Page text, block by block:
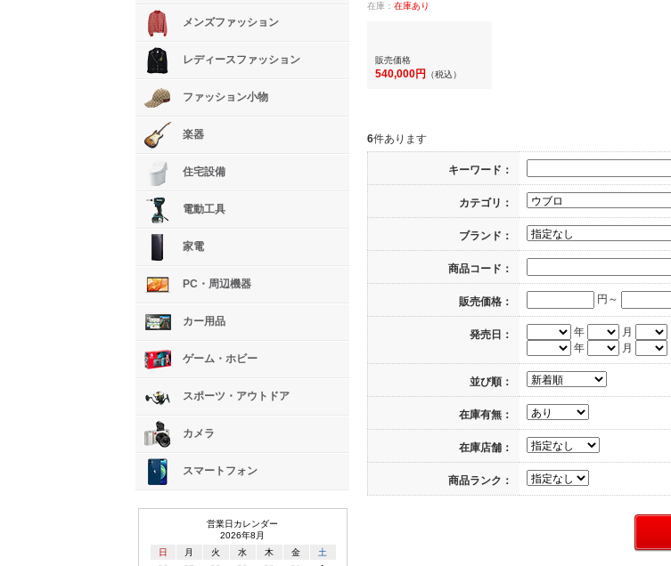
在庫： 在庫あり
販売価格
540,000円 （税込）
6件あります
キーワード：
カテゴリ：
ブランド：
商品コード：
販売価格： 円～
発売日： 年 月
年
月
並び順：
在庫有無：
在庫店舗：
商品ランク：
メンズファッション
レディースファッション
ファッション小物
楽器
住宅設備
電動工具
家電
PC・周辺機器
カー用品
ゲーム・ホビー
スポーツ・アウトドア
カメラ
スマートフォン
営業日カレンダー
2026年8月
日
月 火 水 木 金
土